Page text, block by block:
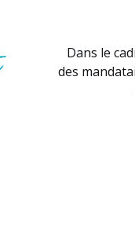
Dans le
des